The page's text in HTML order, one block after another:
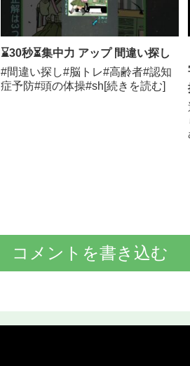
⌛30秒⏳集中力 アップ 間違い探し
#間違い探し#脳トレ#高齢者#認知
症予防#頭の体操#sh[続きを読む]
コメントを書き込む